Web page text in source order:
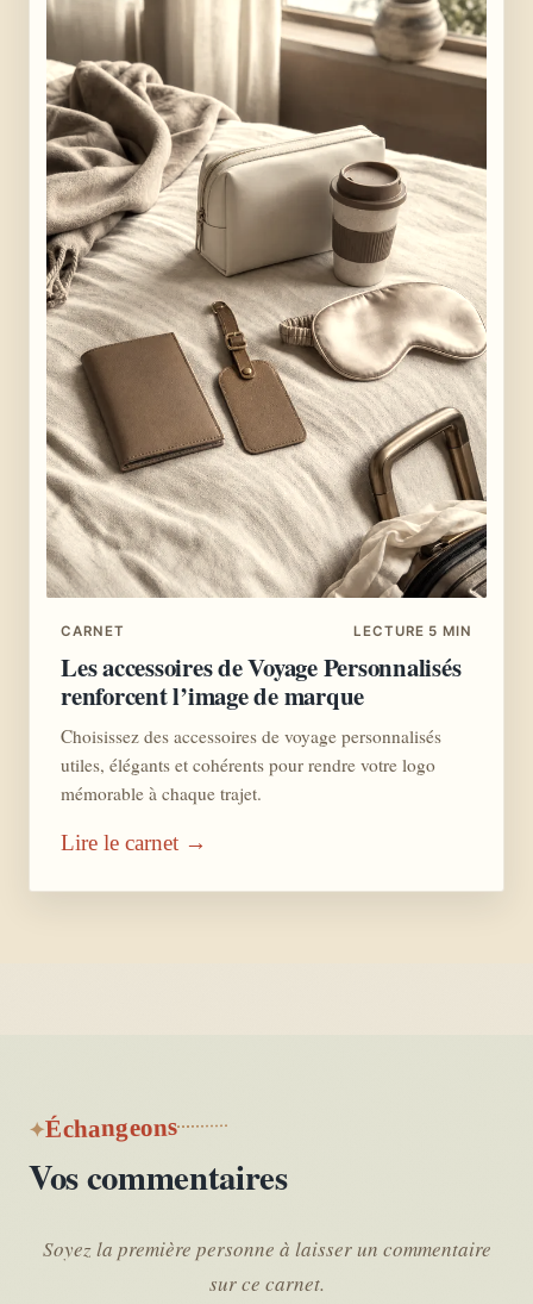
CARNET LECTURE 5 MIN
Les accessoires de Voyage Personnalisés
renforcent l’image de marque
Choisissez des accessoires de voyage personnalisés
utiles, élégants et cohérents pour rendre votre logo
mémorable à chaque trajet.
Lire le carnet →
Échangeons
Vos commentaires
Soyez la première personne à laisser un commentaire
sur ce carnet.